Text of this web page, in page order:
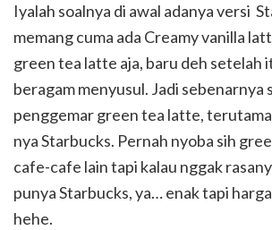
Iyalah soalnya di awal adanya versi
memang cuma ada Creamy vanilla
green tea latte aja, baru deh setelah
beragam menyusul. Jadi sebenarnya
penggemar green tea latte,
nya Starbucks. Pernah nyoba sih
cafe-cafe lain tapi kalau nggak
punya Starbucks, ya… enak tapi
hehe.